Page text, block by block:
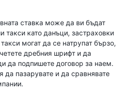
ставка може да ви бъдат
такси като данъци, застраховки
могат да се натрупат бързо,
дребния шрифт и да
да подпишете договор за наем.
пазарувате и да сравнявате